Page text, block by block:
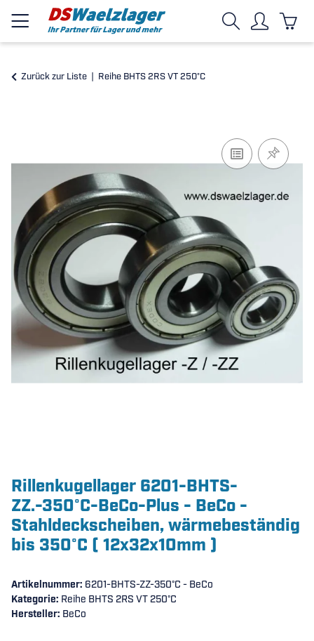
Zurück zur Liste Reihe BHTS 2RS VT 250°C
Rillenkugellager 6201-BHTS-
ZZ.-350°C-BeCo-Plus - BeCo -
Stahldeckscheiben, wärmebeständig
bis 350°C ( 12x32x10mm )
Artikelnummer: 6201-BHTS-ZZ-350°C - BeCo
Kategorie: Reihe BHTS 2RS VT 250°C
Hersteller: BeCo